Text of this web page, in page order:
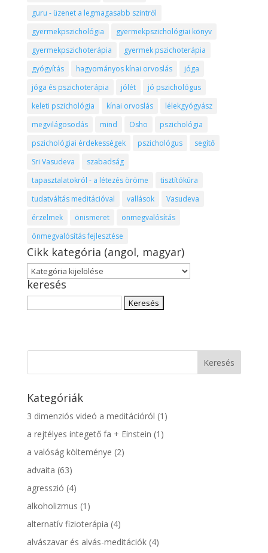
guru - üzenet a legmagasabb szintről
gyermekpszichológia
gyermekpszichológiai könyv
gyermekpszichoterápia
gyermek pszichoterápia
gyógyítás
hagyományos kínai orvoslás
jóga
jóga és pszichoterápia
jólét
jó pszichológus
keleti pszichológia
kínai orvoslás
lélekgyógyász
megvilágosodás
mind Osho
pszichológia
pszichológiai érdekességek
pszichológus
segítő
Sri Vasudeva
szabadság
tapasztalatokról - a létezés öröme
tisztítókúra
tudatváltás meditációval
vallások
Vasudeva
érzelmek
önismeret
önmegvalósítás
önmegvalósítás fejlesztése
Cikk kategória (angol, magyar)
Cikk
kategória
(angol,
magyar)
keresés
Kategóriák
3 dimenziós videó a meditációról (1)
a rejtélyes integető fa + Einstein (1)
a valóság költeménye (2)
advaita (63)
agresszió (4)
alkoholizmus (1)
alternatív fizioterápia (4)
alvászavar és alvás-meditációk(4)